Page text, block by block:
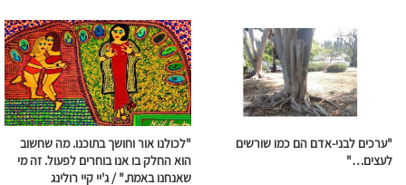
"ערכים לבני-אדם הם כמו שורשים
לעצים…"
"לכולנו אור וחושך בתוכנו. מה שחשוב
הוא החלק בו אנו בוחרים לפעול. זה מי
שאנחנו באמת." / ג'יי קיי רולינג